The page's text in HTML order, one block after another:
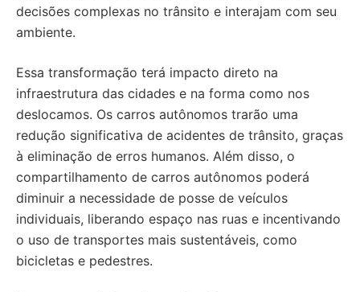
decisões complexas no trânsito e interajam com seu
ambiente.
Essa transformação terá impacto direto na
infraestrutura das cidades e na forma como nos
deslocamos. Os carros autônomos trarão uma
redução significativa de acidentes de trânsito, graças
à eliminação de erros humanos. Além disso, o
compartilhamento de carros autônomos poderá
diminuir a necessidade de posse de veículos
individuais, liberando espaço nas ruas e incentivando
o uso de transportes mais sustentáveis, como
bicicletas e pedestres.